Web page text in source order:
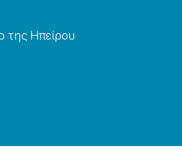
της Ηπείρου